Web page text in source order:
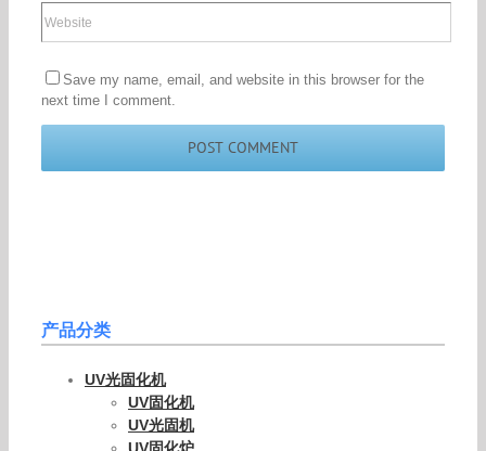
Save my name, email, and website in this browser for the
next time I comment.
产品分类
UV光固化机
UV固化机
UV光固机